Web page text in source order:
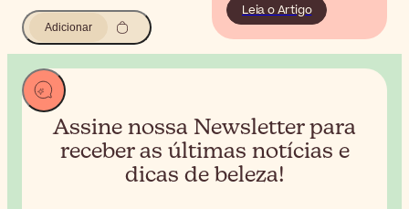
Adicionar
Leia o Artigo
Assine nossa Newsletter para
receber as últimas notícias e
dicas de beleza!